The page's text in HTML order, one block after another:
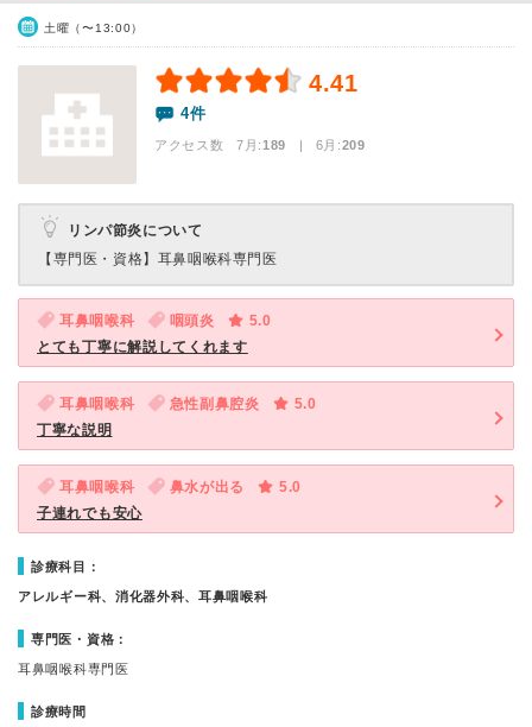
土曜（〜13:00）
4.41
4件
アクセス数 7月:189 | 6月:209
リンパ節炎について
【専門医・資格】 耳鼻咽喉科専門医
耳鼻咽喉科 咽頭炎
5.0
とても丁寧に解説してくれます
耳鼻咽喉科 急性副鼻腔炎
5.0
丁寧な説明
耳鼻咽喉科 鼻水が出る
5.0
子連れでも安心
診療科目：
アレルギー科、消化器外科、耳鼻咽喉科
専門医・資格：
耳鼻咽喉科専門医
診療時間